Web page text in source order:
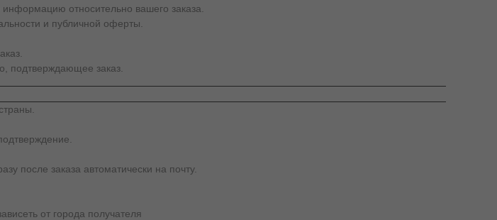
относительно вашего заказа.
и публичной оферты.
подтверждающее заказ.
после заказа автоматически на почту.
от города получателя